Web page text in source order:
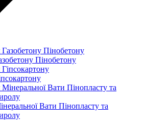
Пінобетону
Вати Пінопласту та